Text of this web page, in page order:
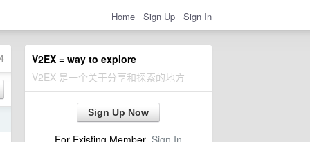
Home Sign Up Sign In
V2EX = way to explore
V2EX 是一个关于分享和探索的地方
Sign Up Now
For Existing Member Sign In